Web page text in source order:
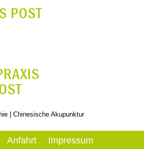
| Chinesische Akupunktur
Anfahrt Impressum